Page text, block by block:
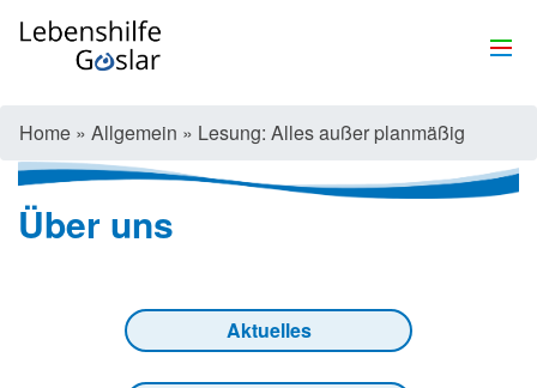
Home » Allgemein » Lesung: Alles außer planmäßig
Über uns
Aktuelles